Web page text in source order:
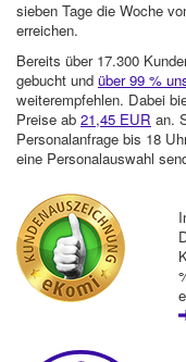
sieben Tage die Woche
erreichen.
Bereits über 17.300
gebucht und über 99 %
weiterempfehlen. Dabei
Preise ab 21,45 EUR an.
Personalanfrage bis 18
eine Personalauswahl